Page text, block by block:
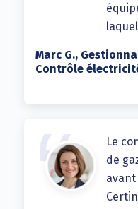
Marc G.,
Contrôle
Le
de